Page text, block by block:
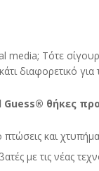
media; Τότε
διαφορετικό
θήκες
και
με τις νέας